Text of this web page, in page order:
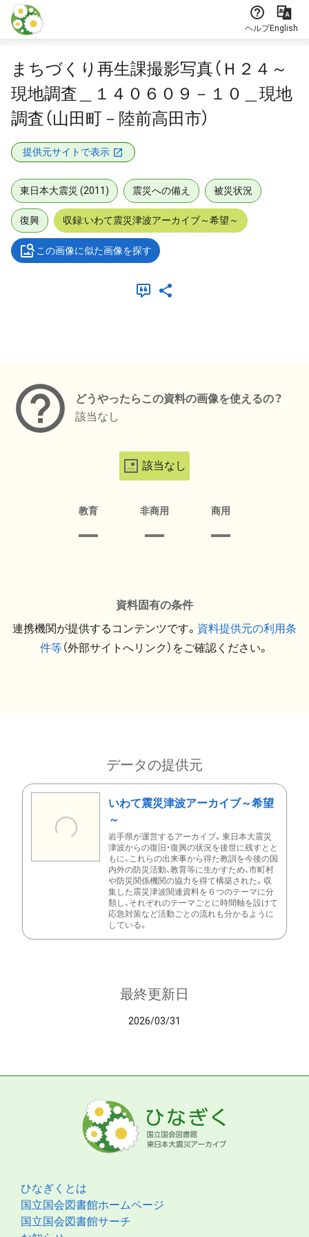
本文に飛ぶ
ヘルプEnglish
まちづくり再生課撮影写真（Ｈ２４～
現地調査＿１４０６０９－１０＿現地
調査（山田町－陸前高田市）
提供元サイトで表示
東日本大震災 (2011) 震災への備え 被災状況
復興 収録:いわて震災津波アーカイブ～希望～
この画像に似た画像を探す
どうやったらこの資料の画像を使えるの？
該当なし
該当なし
教育 非商用 商用
資料固有の条件
連携機関が提供するコンテンツです。 資料提供元の利用条
件等（外部サイトへリンク）をご確認ください。
データの提供元
いわて震災津波アーカイブ～希望
～
岩手県が運営するアーカイブ。東日本大震災
津波からの復旧・復興の状況を後世に残すとと
もに、これらの出来事から得た教訓を今後の国
内外の防災活動、教育等に生かすため、市町村
や防災関係機関の協力を得て構築された。収
集した震災津波関連資料を６つのテーマに分
類し、それぞれのテーマごとに時間軸を設けて
応急対策など活動ごとの流れも分かるように
している。
最終更新日
2026/03/31
ひなぎくとは
国立国会図書館ホームページ
国立国会図書館サーチ